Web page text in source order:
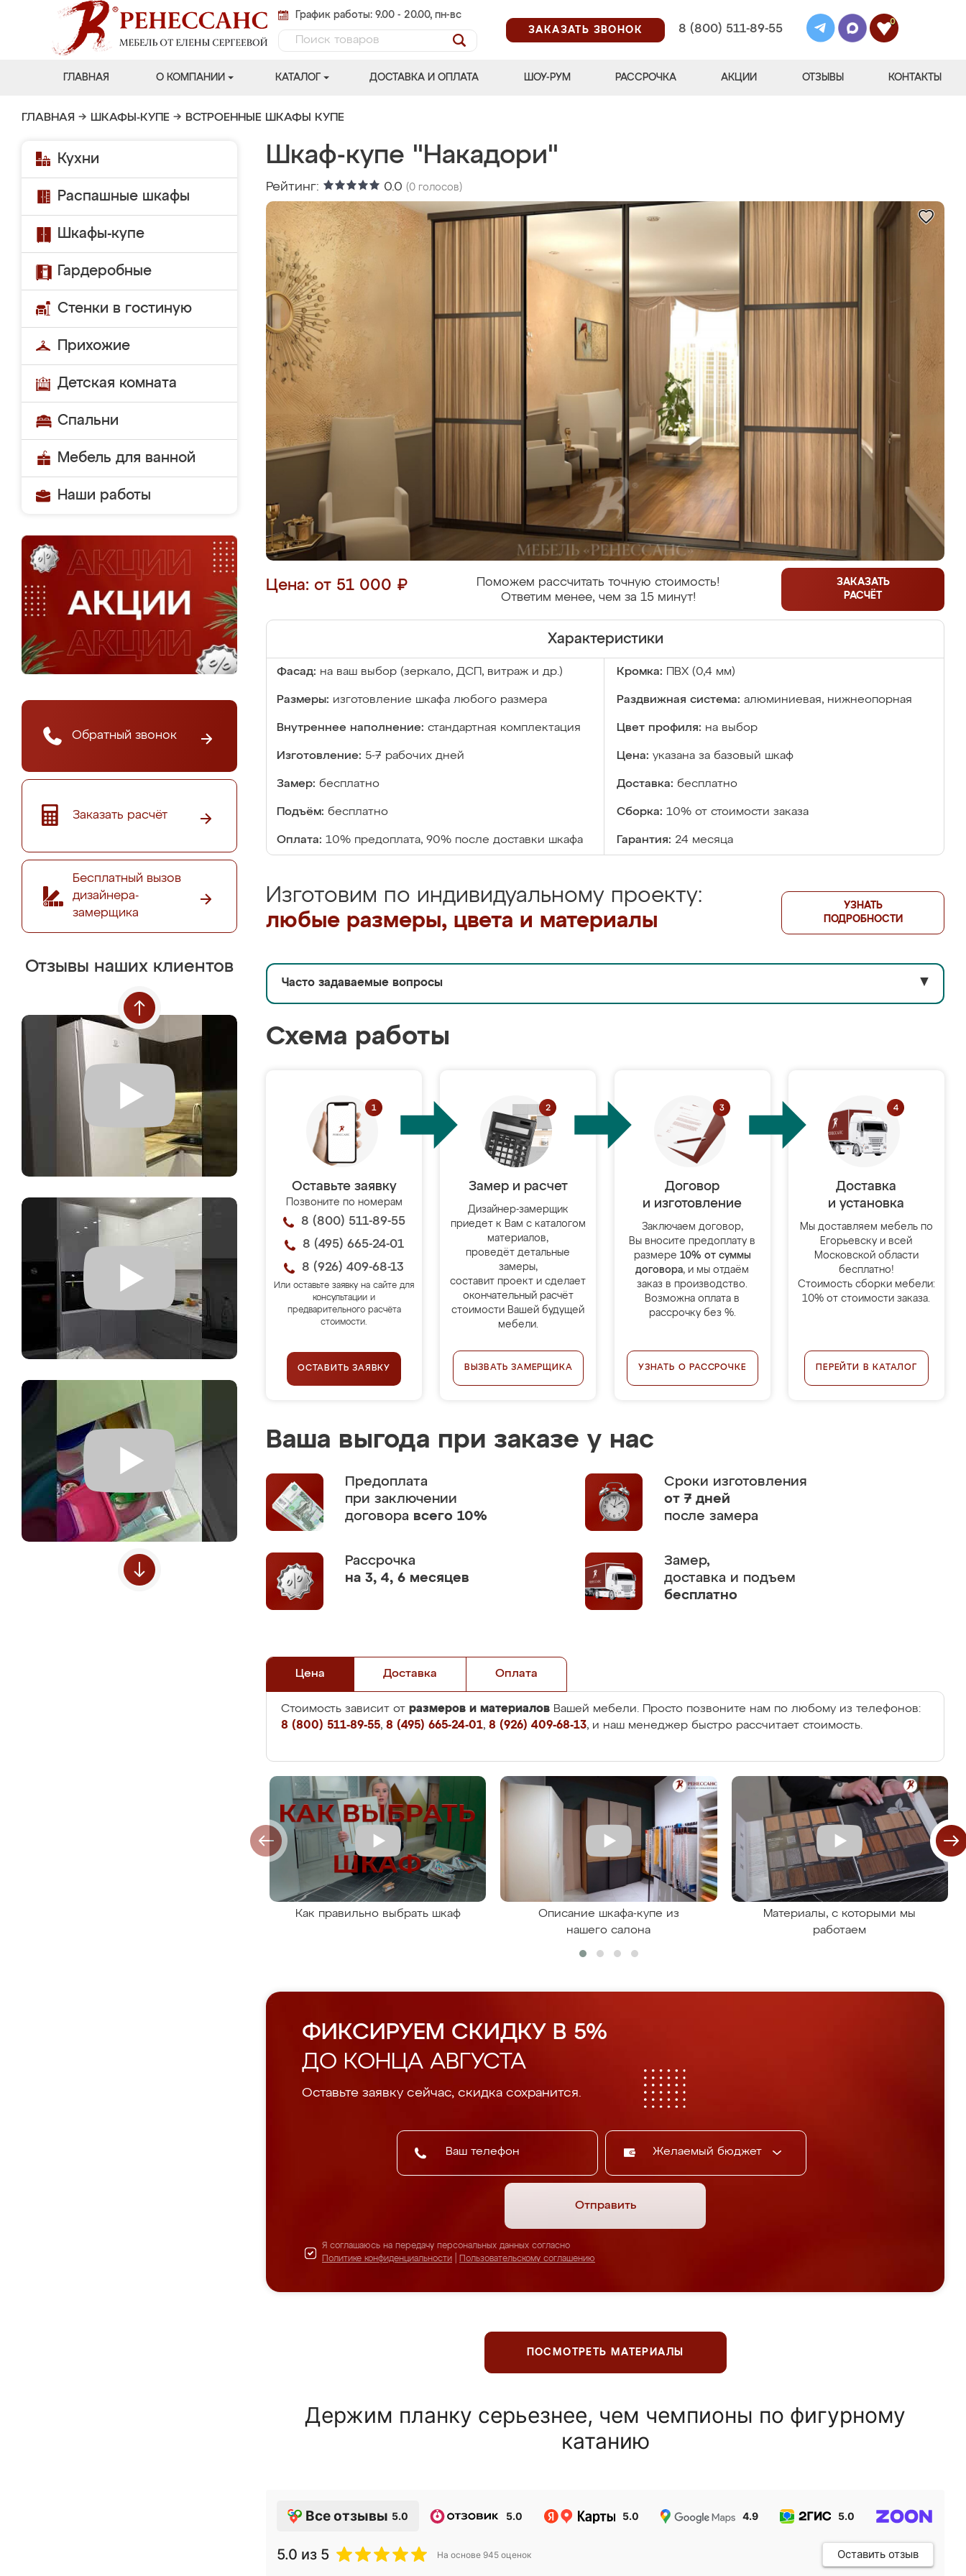
График работы: 9.00 - 20.00, пн-вс
ЗАКАЗАТЬ ЗВОНОК
8 (800) 511-89-55
0
ГЛАВНАЯ О КОМПАНИИ КАТАЛОГ ДОСТАВКА И ОПЛАТА ШОУ-РУМ РАССРОЧКА АКЦИИ ОТЗЫВЫ КОНТАКТЫ
ГЛАВНАЯ → ШКАФЫ-КУПЕ → ВСТРОЕННЫЕ ШКАФЫ КУПЕ
Кухни
Распашные шкафы
Шкафы-купе
Гардеробные
Стенки в гостиную
Прихожие
Детская комната
Спальни
Мебель для ванной
Наши работы
Обратный звонок
Заказать расчёт
Бесплатный вызов
дизайнера-
замерщика
Отзывы наших клиентов
Шкаф-купе "Накадори"
Рейтинг: 0.0 (0 голосов)
Цена: от 51 000 ₽
Поможем рассчитать точную стоимость!
Ответим менее, чем за 15 минут!
ЗАКАЗАТЬ
РАСЧЁТ
Характеристики
Фасад: на ваш выбор (зеркало, ДСП, витраж и др.) Кромка: ПВХ (0,4 мм)
Размеры: изготовление шкафа любого размера Раздвижная система: алюминиевая, нижнеопорная
Внутреннее наполнение: стандартная комплектация Цвет профиля: на выбор
Изготовление: 5-7 рабочих дней Цена: указана за базовый шкаф
Замер: бесплатно Доставка: бесплатно
Подъём: бесплатно Сборка: 10% от стоимости заказа
Оплата: 10% предоплата, 90% после доставки шкафа Гарантия: 24 месяца
Изготовим по индивидуальному проекту:
любые размеры, цвета и материалы
УЗНАТЬ
ПОДРОБНОСТИ
Часто задаваемые вопросы ▼
Схема работы
Оставьте заявку
Позвоните по номерам
8 (800) 511-89-55
8 (495) 665-24-01
8 (926) 409-68-13
Или оставьте заявку на сайте для
консультации и
предварительного расчёта
стоимости.
ОСТАВИТЬ ЗАЯВКУ
Замер и расчет
Дизайнер-замерщик
приедет к Вам с каталогом
материалов,
проведёт детальные
замеры,
составит проект и сделает
окончательный расчёт
стоимости Вашей будущей
мебели.
ВЫЗВАТЬ ЗАМЕРЩИКА
Договор
и изготовление
Заключаем договор,
Вы вносите предоплату в
размере 10% от суммы
договора, и мы отдаём
заказ в производство.
Возможна оплата в
рассрочку без %.
УЗНАТЬ О РАССРОЧКЕ
Доставка
и установка
Мы доставляем мебель по
Егорьевску и всей
Московской области
бесплатно!
Стоимость сборки мебели:
10% от стоимости заказа.
ПЕРЕЙТИ В КАТАЛОГ
Ваша выгода при заказе у нас
Предоплата
при заключении
договора всего 10%
Сроки изготовления
от 7 дней
после замера
Рассрочка
на 3, 4, 6 месяцев
Замер,
доставка и подъем
бесплатно
Цена Доставка Оплата
Стоимость зависит от размеров и материалов Вашей мебели. Просто позвоните нам по любому из телефонов:
8 (800) 511-89-55, 8 (495) 665-24-01, 8 (926) 409-68-13, и наш менеджер быстро рассчитает стоимость.
Как правильно выбрать шкаф
Описание шкафа-купе из
нашего салона
Материалы, с которыми мы
работаем
ФИКСИРУЕМ СКИДКУ В 5%
ДО КОНЦА АВГУСТА
Оставьте заявку сейчас, скидка сохранится.
Желаемый бюджет
Отправить
Я соглашаюсь на передачу персональных данных согласно
Политике конфиденциальности
Пользовательскому соглашению
ПОСМОТРЕТЬ МАТЕРИАЛЫ
Держим планку серьезнее, чем чемпионы по фигурному
катанию
Все отзывы 5.0 5.0 5.0 4.9 5.0
5.0 из 5 На основе 945 оценок Оставить отзыв